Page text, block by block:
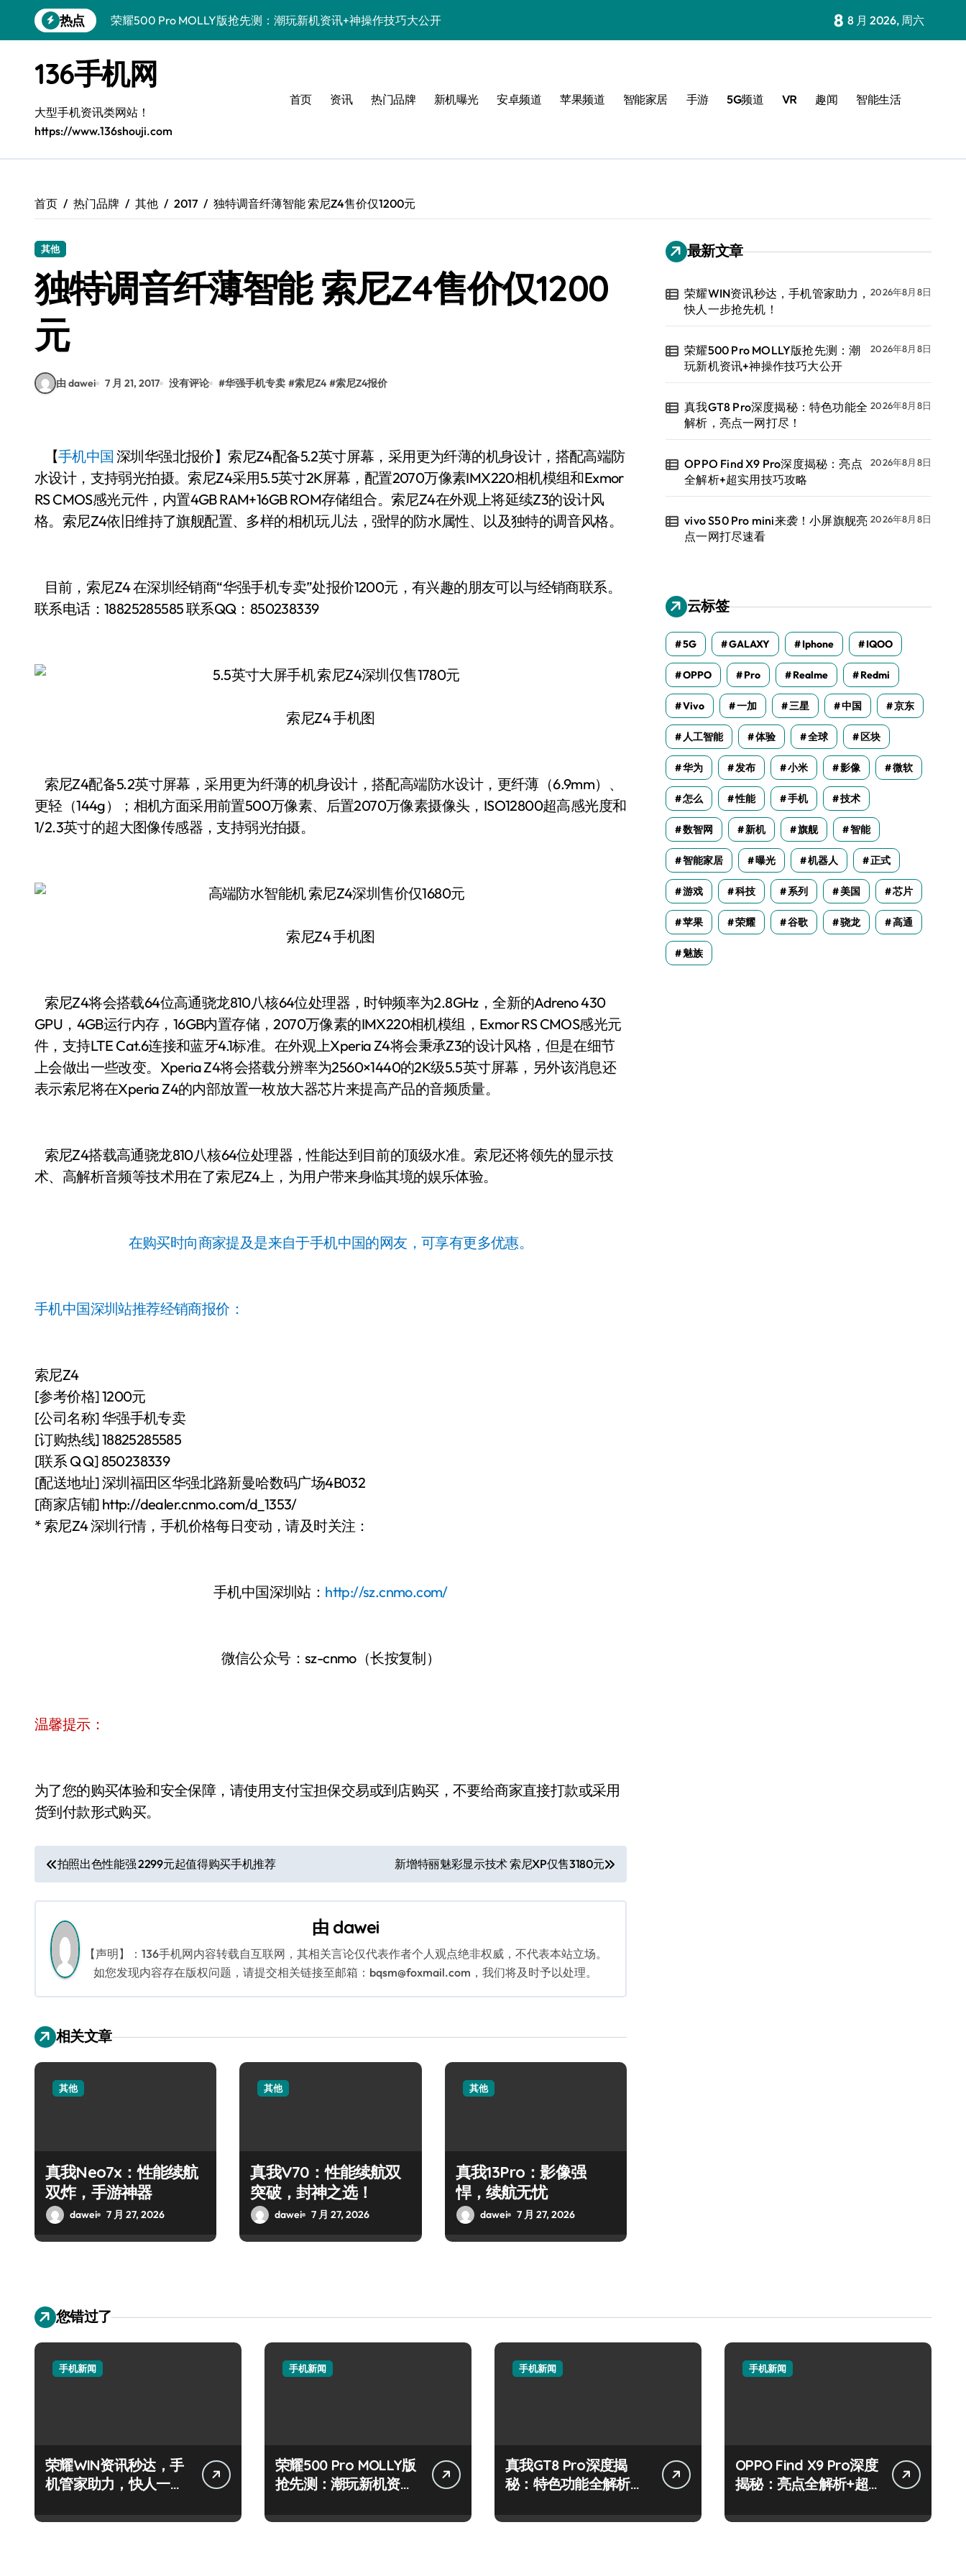
到
热点
荣耀500 Pro MOLLY版抢先测：潮玩新机资讯+神操作技巧大公开
OPPO Find X9 Pro深度揭秘：亮点全解析+超实用技巧攻略
vivo S50 Pro mini来袭！小屏旗舰亮点一网打尽速看
REDMI K90深度揭秘：性能影像续航，亮点配置全曝光！
华为nova 15 Ultra新功能解锁，速览优惠别错过！
三星W26重磅来袭！速览资讯，解锁智能科技新魅力！
荣耀WIN资讯秒达，手机管家助力，快人一步抢先机！
8 8 月 2026, 周六
136手机网
大型手机资讯类网站！
https://www.136shouji.com
首页 资讯 热门品牌 新机曝光 安卓频道 苹果频道 智能家居 手游 5G频道 VR 趣闻 智能生活
首页 热门品牌 其他 2017 独特调音纤薄智能 索尼Z4售价仅1200元
其他
独特调音纤薄智能 索尼Z4售价仅1200
元
由 dawei 7 月 21, 2017 没有评论 #华强手机专卖 #索尼Z4 #索尼Z4报价
【手机中国 深圳华强北报价】索尼Z4配备5.2英寸屏幕，采用更为纤薄的机身设计，搭配高端防
水设计，支持弱光拍摄。索尼Z4采用5.5英寸2K屏幕，配置2070万像素IMX220相机模组和Exmor
RS CMOS感光元件，内置4GB RAM+16GB ROM存储组合。索尼Z4在外观上将延续Z3的设计风
格。索尼Z4依旧维持了旗舰配置、多样的相机玩儿法，强悍的防水属性、以及独特的调音风格。
目前，索尼Z4 在深圳经销商“华强手机专卖”处报价1200元，有兴趣的朋友可以与经销商联系。
联系电话： 18825285585联系QQ：850238339
索尼Z4 手机图
索尼Z4配备5.2英寸屏幕，采用更为纤薄的机身设计，搭配高端防水设计，更纤薄（6.9mm）、
更轻（144g）；相机方面采用前置500万像素、后置2070万像素摄像头，ISO12800超高感光度和
1/2.3英寸的超大图像传感器，支持弱光拍摄。
索尼Z4 手机图
索尼Z4将会搭载64位高通骁龙810八核64位处理器，时钟频率为2.8GHz，全新的Adreno 430
GPU，4GB运行内存，16GB内置存储，2070万像素的IMX220相机模组，Exmor RS CMOS感光元
件，支持LTE Cat.6连接和蓝牙4.1标准。在外观上Xperia Z4将会秉承Z3的设计风格，但是在细节
上会做出一些改变。Xperia Z4将会搭载分辨率为2560×1440的2K级5.5英寸屏幕，另外该消息还
表示索尼将在Xperia Z4的内部放置一枚放大器芯片来提高产品的音频质量。
索尼Z4搭载高通骁龙810八核64位处理器，性能达到目前的顶级水准。索尼还将领先的显示技
术、高解析音频等技术用在了索尼Z4上，为用户带来身临其境的娱乐体验。
在购买时向商家提及是来自于手机中国的网友，可享有更多优惠。
手机中国深圳站推荐经销商报价：
索尼Z4
[参考价格] 1200元
[公司名称] 华强手机专卖
[订购热线] 18825285585
[联系 Q Q] 850238339
[配送地址] 深圳福田区华强北路新曼哈数码广场4B032
[商家店铺] http://dealer.cnmo.com/d_1353/
* 索尼Z4 深圳行情，手机价格每日变动，请及时关注：
手机中国深圳站： http://sz.cnmo.com/
微信公众号：sz-cnmo（长按复制）
温馨提示：
为了您的购买体验和安全保障，请使用支付宝担保交易或到店购买，不要给商家直接打款或采用
货到付款形式购买。
文
章
导
航
拍照出色性能强 2299元起值得购买手机推荐 新增特丽魅彩显示技术 索尼XP仅售3180元
由 dawei
【声明】：136手机网内容转载自互联网，其相关言论仅代表作者个人观点绝非权威，不代表本站立场。
如您发现内容存在版权问题，请提交相关链接至邮箱：bqsm@foxmail.com，我们将及时予以处理。
相关文章
其他
真我Neo7x：性能续航
双炸，手游神器
dawei 7 月 27, 2026
其他
真我V70：性能续航双
突破，封神之选！
dawei 7 月 27, 2026
其他
真我13Pro：影像强
悍，续航无忧
dawei 7 月 27, 2026
最新文章
荣耀WIN资讯秒达，手机管家助力，
快人一步抢先机！
2026年8月8日
荣耀500 Pro MOLLY版抢先测：潮
玩新机资讯+神操作技巧大公开
2026年8月8日
真我GT8 Pro深度揭秘：特色功能全
解析，亮点一网打尽！
2026年8月8日
OPPO Find X9 Pro深度揭秘：亮点
全解析+超实用技巧攻略
2026年8月8日
vivo S50 Pro mini来袭！小屏旗舰亮
点一网打尽速看
2026年8月8日
云标签
5G GALAXY Iphone IQOO
OPPO Pro Realme Redmi
Vivo 一加 三星 中国 京东
人工智能 体验 全球 区块
华为 发布 小米 影像 微软
怎么 性能 手机 技术
数智网 新机 旗舰 智能
智能家居 曝光 机器人 正式
游戏 科技 系列 美国 芯片
苹果 荣耀 谷歌 骁龙 高通
魅族
您错过了
手机新闻
荣耀WIN资讯秒达，手
机管家助力，快人一步
手机新闻
荣耀500 Pro MOLLY版
抢先测：潮玩新机资讯
手机新闻
真我GT8 Pro深度揭
秘：特色功能全解析，
手机新闻
OPPO Find X9 Pro深度
揭秘：亮点全解析+超